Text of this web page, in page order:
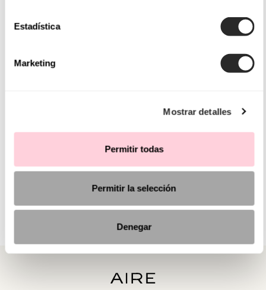
Estadística
Marketing
Mostrar detalles
Permitir todas
Permitir la selección
Denegar